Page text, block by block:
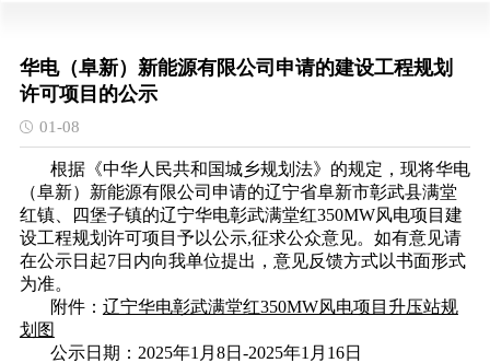
华电（阜新）新能源有限公司申请的建设工程规划
许可项目的公示
01-08
根据《中华人民共和国城乡规划法》的规定，现将华电
（阜新）新能源有限公司申请的辽宁省阜新市彰武县满堂
红镇、四堡子镇的辽宁华电彰武满堂红350MW风电项目建
设工程规划许可项目予以公示,征求公众意见。如有意见请
在公示日起7日内向我单位提出，意见反馈方式以书面形式
为准。
附件： 辽宁华电彰武满堂红350MW风电项目升压站规
划图
公示日期：2025年1月8日-2025年1月16日